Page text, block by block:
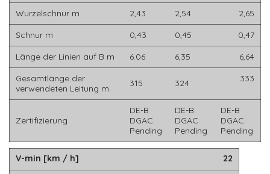
Wurzelschnur m 2,43 2,54
2,65
Schnur m
0,43 0,45
0,47
Länge der Linien auf B m
6.06 6,35
6,64
Gesamtlänge der
verwendeten Leitung m
315 324 333
Zertifizierung
DE-B
DGAC
Pending
DE-B
DGAC
Pending
DE-B
DGAC
Pending
V-min [km / h] 22